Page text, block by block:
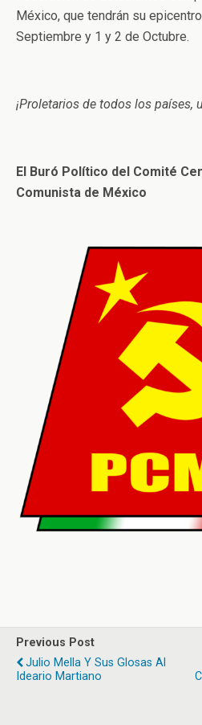
México, que tendrán su
Septiembre y 1 y 2 de Octubre.
¡Proletarios de todos los países,
El Buró Político del Comité
Comunista de México
Previous Post
Julio Mella Y Sus Glosas Al
Ideario Martiano